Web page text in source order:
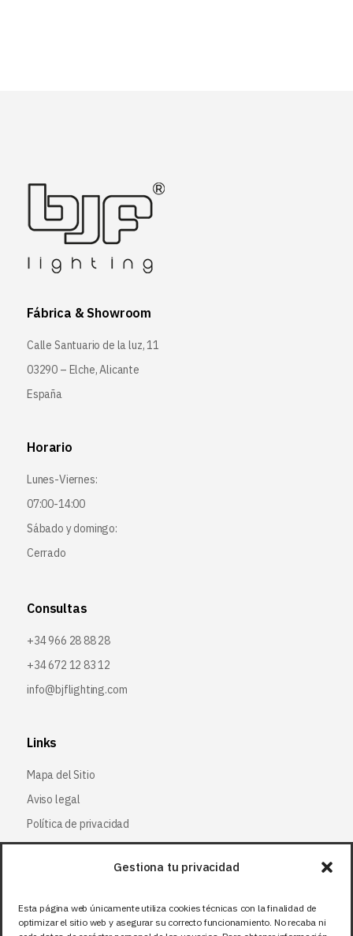
Gestiona tu privacidad
Esta página web únicamente utiliza cookies técnicas con la finalidad de
optimizar el sitio web y asegurar su correcto funcionamiento. No recaba ni
Fábrica & Showroom
Calle Santuario de la luz, 11
03290 – Elche, Alicante
España
Horario
Lunes-Viernes:
07:00-14:00
Sábado y domingo:
Cerrado
Consultas
+34 966 28 88 28
+34 672 12 83 12
info@bjflighting.com
Links
Mapa del Sitio
Aviso legal
Política de privacidad
Política de cookies
Síguenos